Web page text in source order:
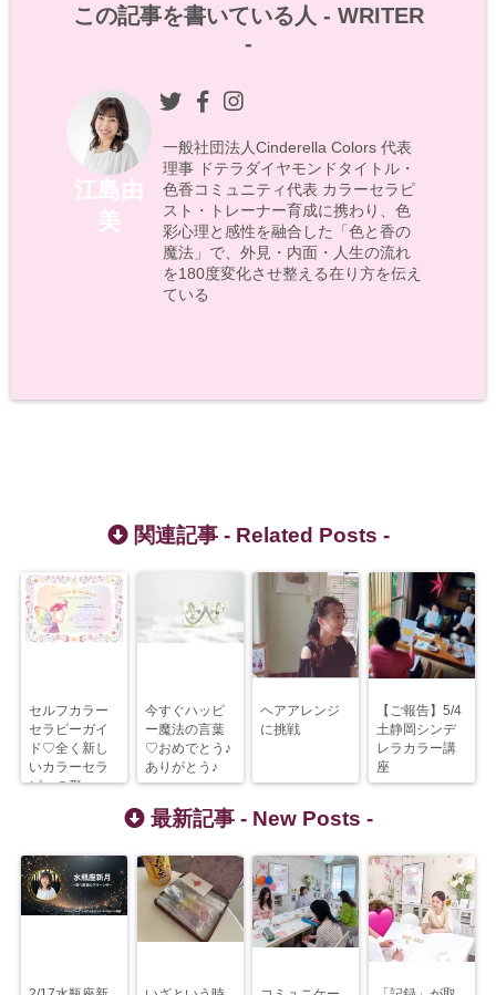
この記事を書いている人 - WRITER
-
江島由
美
一般社団法人Cinderella Colors 代表
理事 ドテラダイヤモンドタイトル・
色香コミュニティ代表 カラーセラピ
スト・トレーナー育成に携わり、色
彩心理と感性を融合した「色と香の
魔法」で、外見・内面・人生の流れ
を180度変化させ整える在り方を伝え
ている
関連記事 - Related Posts -
セルフカラー
セラピーガイ
ド♡全く新し
いカラーセラ
ピーの形
今すぐハッピ
ー魔法の言葉
♡おめでとう♪
ありがとう♪
ヘアアレンジ
に挑戦
【ご報告】5/4
土静岡シンデ
レラカラー講
座
最新記事 - New Posts -